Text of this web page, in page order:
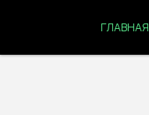
ГЛАВНАЯ